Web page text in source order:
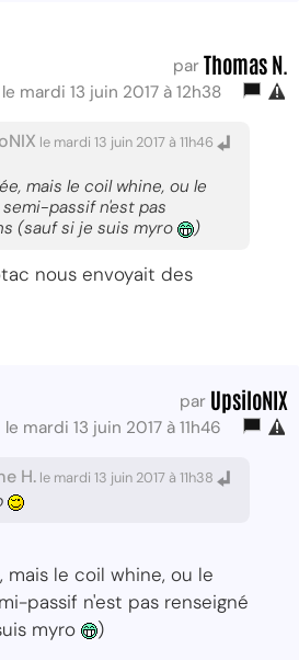
par Thomas N.
le mardi 13 juin 2017 à 12h38
le mardi 13 juin 2017 à 11h46
mais le coil whine, ou le
passif n'est pas
(sauf si je suis myro
)
nous envoyait des
par UpsiloNIX
le mardi 13 juin 2017 à 11h46
H. le mardi 13 juin 2017 à 11h38
le coil whine, ou le
passif n'est pas renseigné
myro
)